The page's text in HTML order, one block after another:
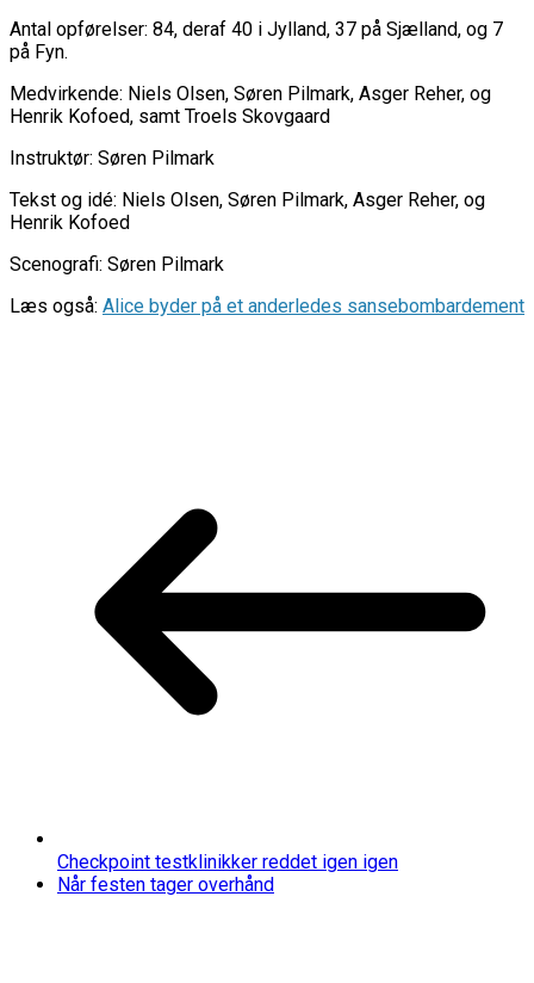
Antal opførelser: 84, deraf 40 i Jylland, 37 på Sjælland, og 7
på Fyn.
Medvirkende: Niels Olsen, Søren Pilmark, Asger Reher, og
Henrik Kofoed, samt Troels Skovgaard
Instruktør: Søren Pilmark
Tekst og idé: Niels Olsen, Søren Pilmark, Asger Reher, og
Henrik Kofoed
Scenografi: Søren Pilmark
Læs også: Alice byder på et anderledes sansebombardement
Checkpoint testklinikker reddet igen igen
Når festen tager overhånd